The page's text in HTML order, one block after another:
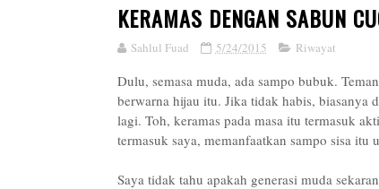
KERAMAS DENGAN SABUN
Sahlul Fuad 5/24/2015 Riwayat
Dulu, semasa muda, ada sampo bubuk.
berwarna hijau itu. Jika tidak habis, biasanya
lagi. Toh, keramas pada masa itu termasuk
termasuk saya, memanfaatkan sampo sisa itu
Saya tidak tahu apakah generasi muda